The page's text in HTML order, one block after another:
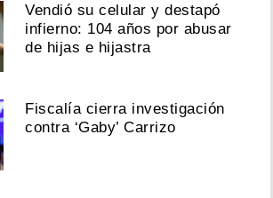
Vendió su celular y destapó
infierno: 104 años por abusar
de hijas e hijastra
Fiscalía cierra investigación
contra ‘Gaby’ Carrizo